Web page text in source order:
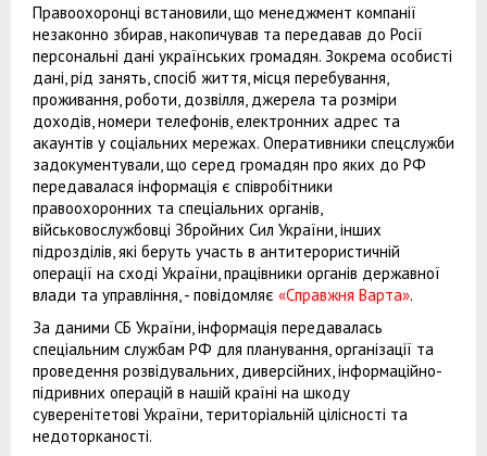
Правоохоронці встановили, що менеджмент компанії
незаконно збирав, накопичував та передавав до Росії
персональні дані українських громадян. Зокрема особисті
дані, рід занять, спосіб життя, місця перебування,
проживання, роботи, дозвілля, джерела та розміри
доходів, номери телефонів, електронних адрес та
акаунтів у соціальних мережах. Оперативники спецслужби
задокументували, що серед громадян про яких до РФ
передавалася інформація є співробітники
правоохоронних та спеціальних органів,
військовослужбовці Збройних Сил України, інших
підрозділів, які беруть участь в антитерористичній
операції на сході України, працівники органів державної
влади та управління, - повідомляє «Справжня Варта».
За даними СБ України, інформація передавалась
спеціальним службам РФ для планування, організації та
проведення розвідувальних, диверсійних, інформаційно-
підривних операцій в нашій країні на шкоду
суверенітетові України, територіальній цілісності та
недоторканості.